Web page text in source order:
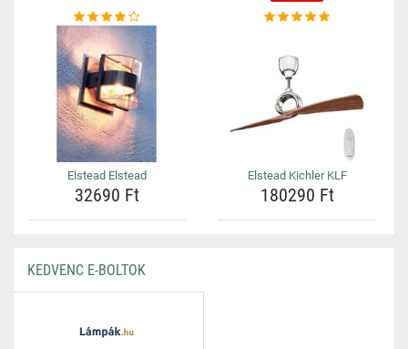
Elstead Elstead
32690 Ft
Elstead Kichler KLF
180290 Ft
KEDVENC E-BOLTOK